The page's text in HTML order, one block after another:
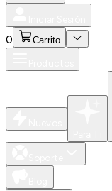
0 Carrito